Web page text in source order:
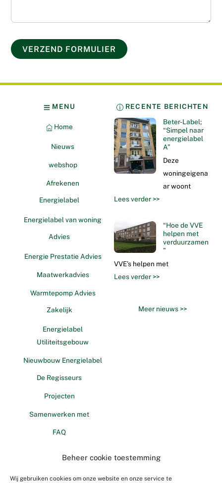
Beheer cookie toestemming
Wij gebruiken cookies om onze website en onze service te
MENU
Home
Nieuws
webshop
Afrekenen
Energielabel
Energielabel van woning
Advies
Energie Prestatie Advies
Maatwerkadvies
Warmtepomp Advies
Zakelijk
Energielabel
Utiliteitsgebouw
Nieuwbouw Energielabel
De Regisseurs
Projecten
Samenwerken met
FAQ
RECENTE BERICHTEN
Beter-Label;
“Simpel naar
energielabel
A”
Deze
woningeigena
ar woont
Lees verder >>
“Hoe de VVE
helpen met
verduurzamen
”
VVE’s helpen met
Lees verder >>
Meer nieuws >>